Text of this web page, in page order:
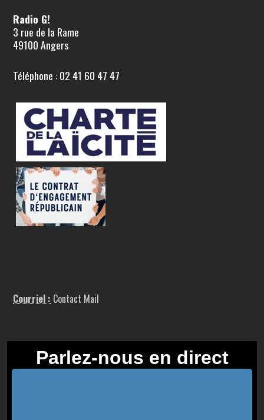
Radio G!
3 rue de la Rame
49100 Angers
Téléphone : 02 41 60 47 47
Courriel : Contact Mail